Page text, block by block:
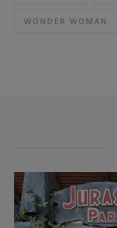
WONDER WOMAN